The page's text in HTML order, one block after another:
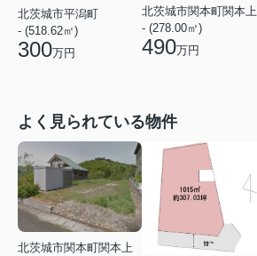
北茨城市平潟町
- (518.62㎡)
300万円
北茨城市関本町関本上
- (278.00㎡)
490万円
よく見られている物件
北茨城市関本町関本上